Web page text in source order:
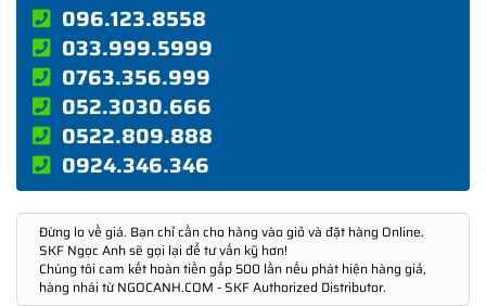
096.123.8558
033.999.5999
0763.356.999
052.3030.666
0522.809.888
0924.346.346
Đừng lo về giá. Bạn chỉ cần cho hàng vào giỏ và đặt hàng Online.
SKF Ngọc Anh sẽ gọi lại để tư vấn kỹ hơn!
Chúng tôi cam kết hoàn tiền gấp 500 lần nếu phát hiện hàng giả,
hàng nhái từ NGOCANH.COM - SKF Authorized Distributor.